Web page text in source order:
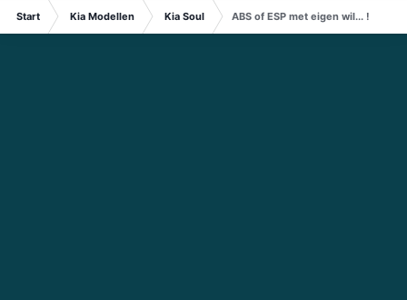
Start Kia Modellen Kia Soul ABS of ESP met eigen wil... !